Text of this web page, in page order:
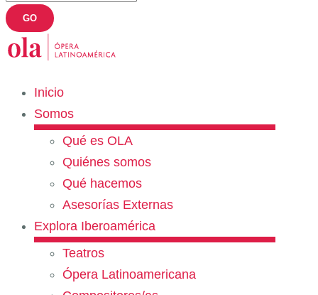
Inicio
Somos
Qué es OLA
Quiénes somos
Qué hacemos
Asesorías Externas
Explora Iberoamérica
Teatros
Ópera Latinoamericana